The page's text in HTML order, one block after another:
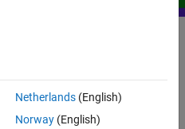
Netherlands(English)
Norway(English)